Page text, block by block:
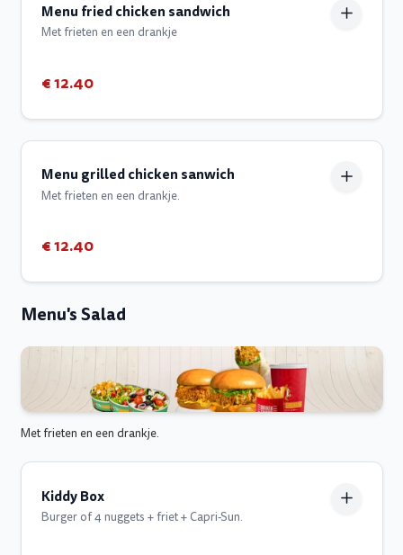
Menu fried chicken sandwich
Met frieten en een drankje
€ 12.40
Menu grilled chicken sanwich
Met frieten en een drankje.
€ 12.40
Menu's Salad
Met frieten en een drankje.
Kiddy Box
Burger of 4 nuggets + friet + Capri-Sun.